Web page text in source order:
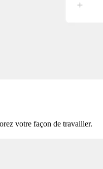
votre façon de travailler.